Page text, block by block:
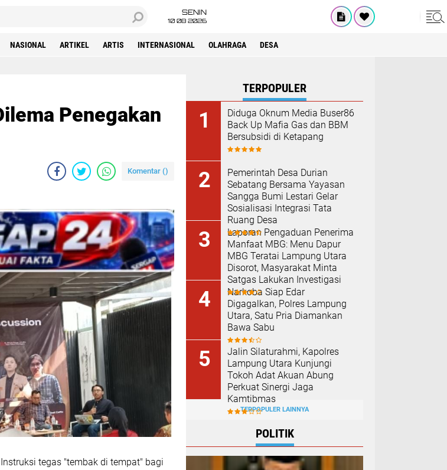
SENIN
10 08 2026
NASIONAL ARTIKEL ARTIS INTERNASIONAL OLAHRAGA DESA
Penegakan
Komentar ()
tegas "tembak di tempat" bagi
TERPOPULER
Diduga Oknum Media Buser86
Back Up Mafia Gas dan BBM
Bersubsidi di Ketapang
Pemerintah Desa Durian
Sebatang Bersama Yayasan
Sangga Bumi Lestari Gelar
Sosialisasi Integrasi Tata
Ruang Desa
Laporan Pengaduan Penerima
Manfaat MBG: Menu Dapur
MBG Teratai Lampung Utara
Disorot, Masyarakat Minta
Satgas Lakukan Investigasi
Narkoba Siap Edar
Digagalkan, Polres Lampung
Utara, Satu Pria Diamankan
Bawa Sabu
Jalin Silaturahmi, Kapolres
Lampung Utara Kunjungi
Tokoh Adat Akuan Abung
Perkuat Sinergi Jaga
Kamtibmas
TERPOPULER LAINNYA
POLITIK